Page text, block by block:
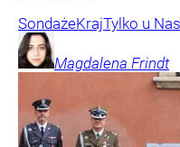
SondażeKrajTylko u Nas
Magdalena Frindt